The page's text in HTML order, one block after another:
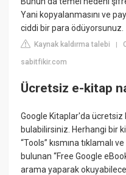
Yani kopyalanmasını ve
ciddi bir para ödüyorsunuz.
Kaynak kaldırma talebi |
sabitfikir.com
Ücretsiz e-kitap
Google Kitaplar'da ücretsiz
bulabilirsiniz. Herhangi bir
“Tools” kısmına tıklamalı
bulunan “Free Google
arama yaparak